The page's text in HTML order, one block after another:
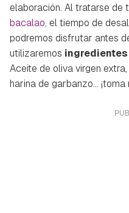
elaboración. Al tratarse de
bacalao, el tiempo de
podremos disfrutar antes
utilizaremos
Aceite de oliva virgen
harina de garbanzo... ¡toma